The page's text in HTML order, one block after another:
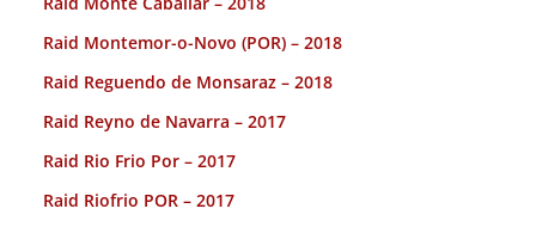
Raid Montemor-o-Novo (POR) – 2018
Raid Reguendo de Monsaraz – 2018
Raid Reyno de Navarra – 2017
Raid Rio Frio Por – 2017
Raid Riofrio POR – 2017